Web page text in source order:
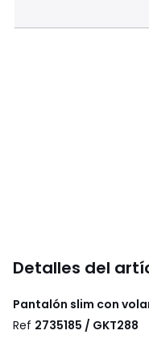
Detalles del
Pantalón slim con
Ref 2735185 / GKT288